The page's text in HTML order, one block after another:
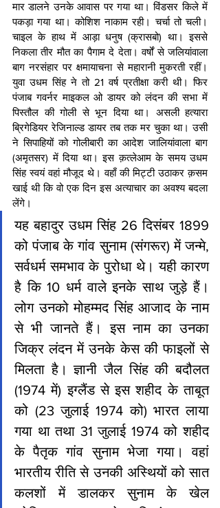
मार डालने उनके आवास पर गया था। विंडसर किले में
पकड़ा गया था। कोशिश नाकाम रही। चर्चा तो चली।
चाइल के हाथ में आड़ा धनुष (क्रासबो) था। इससे
निकला तीर मौत का पैगाम दे देता। वर्षों से जलियांवाला
बाग नरसंहार पर क्षमायाचना से महारानी मुकरती रहीं।
युवा उधम सिंह ने तो 21 वर्ष प्रतीक्षा करी थी। फिर
पंजाब गवर्नर माइकल ओ डायर को लंदन की सभा में
पिस्तौल की गोली से भून दिया था। असली हत्यारा
ब्रिगेडियर रेजिनाल्ड डायर तब तक मर चुका था। उसी
ने सिपाहियों को गोलीबारी का आदेश जालियांवाला बाग
(अमृतसर) में दिया था। इस क़त्लेआम के समय उधम
सिंह स्वयं वहां मौजूद थे। वहाँ की मिट्टी उठाकर क़सम
खाई थी कि वो एक दिन इस अत्याचार का अवश्य बदला
लेंगे।
यह बहादुर उधम सिंह 26 दिसंबर 1899
को पंजाब के गांव सुनाम (संगरूर) में जन्मे,
सर्वधर्म समभाव के पुरोधा थे। यही कारण
है कि 10 धर्म वाले इनके साथ जुड़े हैं।
लोग उनको मोहम्मद सिंह आजाद के नाम
से भी जानते हैं। इस नाम का उनका
जिक्र लंदन में उनके केस की फाइलों से
मिलता है। ज्ञानी जैल सिंह की बदौलत
(1974 में) इग्लैंड से इस शहीद के ताबूत
को (23 जुलाई 1974 को) भारत लाया
गया था तथा 31 जुलाई 1974 को शहीद
के पैतृक गांव सुनाम भेजा गया। वहां
भारतीय रीति से उनकी अस्थियों को सात
कलशों में डालकर सुनाम के खेल